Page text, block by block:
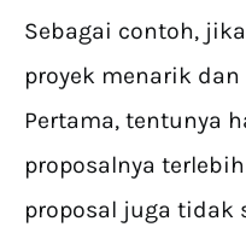
Sebagai contoh,
proyek menarik
Pertama, tentunya
proposalnya
proposal juga tidak